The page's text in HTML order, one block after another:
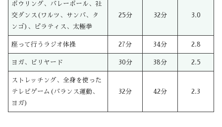
ボウリング、バレーボール、社
交ダンス(ワルツ、サンバ、タ
ンゴ)、ピラティス、太極拳
25分 32分 3.0
座って行うラジオ体操 27分 34分 2.8
ヨガ、ビリヤード 30分 38分 2.5
ストレッチング、全身を使った
テレビゲーム(バランス運動、
ヨガ)
32分 42分 2.3